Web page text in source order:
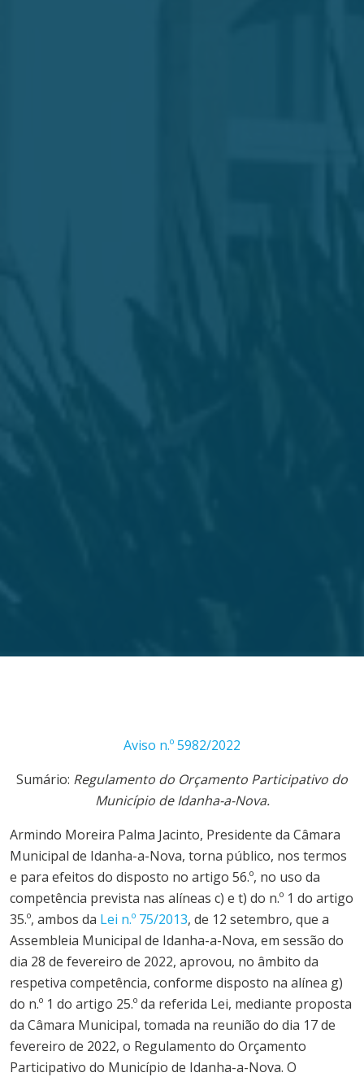
Aviso n.º 5982/2022
Sumário: Regulamento do Orçamento Participativo do
MunicípiodeIdanha-a-Nova.
Armindo Moreira Palma Jacinto, Presidente da Câmara
Municipal de Idanha-a-Nova, torna público, nos termos
e para efeitos do disposto no artigo 56.º, no uso da
competência prevista nas alíneas c) e t) do n.º 1 do artigo
35.º, ambos da Lei n.º 75/2013, de 12 setembro, que a
Assembleia Municipal de Idanha-a-Nova, em sessão do
dia 28 de fevereiro de 2022, aprovou, no âmbito da
respetiva competência, conforme disposto na alínea g)
do n.º 1 do artigo 25.º da referida Lei, mediante proposta
da Câmara Municipal, tomada na reunião do dia 17 de
fevereiro de 2022, o Regulamento do Orçamento
Participativo do Município de Idanha-a-Nova. O